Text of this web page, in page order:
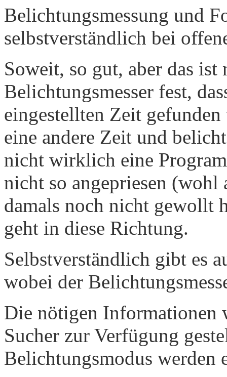
Belichtungs­messung und
selbstverständlich bei
Soweit, so gut, aber das
Belichtungsmesser fest,
eingestellten Zeit
eine andere Zeit und
nicht wirklich eine
nicht so angepriesen
damals noch nicht gewollt
geht in diese Richtung.
Selbstverständlich gibt es
wobei der
Die nötigen Informationen
Sucher zur Verfügung
Belichtungsmodus werden